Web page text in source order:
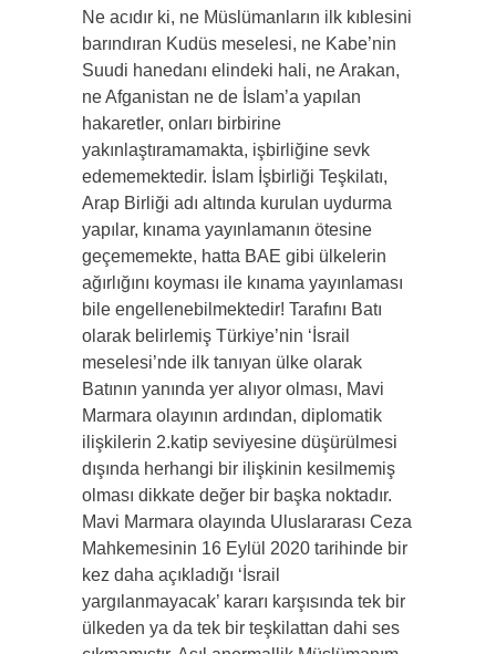
Ne acıdır ki, ne Müslümanların ilk kıblesini
barındıran Kudüs meselesi, ne Kabe’nin
Suudi hanedanı elindeki hali, ne Arakan,
ne Afganistan ne de İslam’a yapılan
hakaretler, onları birbirine
yakınlaştıramamakta, işbirliğine sevk
edememektedir. İslam İşbirliği Teşkilatı,
Arap Birliği adı altında kurulan uydurma
yapılar, kınama yayınlamanın ötesine
geçememekte, hatta BAE gibi ülkelerin
ağırlığını koyması ile kınama yayınlaması
bile engellenebilmektedir! Tarafını Batı
olarak belirlemiş Türkiye’nin ‘İsrail
meselesi’nde ilk tanıyan ülke olarak
Batının yanında yer alıyor olması, Mavi
Marmara olayının ardından, diplomatik
ilişkilerin 2.katip seviyesine düşürülmesi
dışında herhangi bir ilişkinin kesilmemiş
olması dikkate değer bir başka noktadır.
Mavi Marmara olayında Uluslararası Ceza
Mahkemesinin 16 Eylül 2020 tarihinde bir
kez daha açıkladığı ‘İsrail
yargılanmayacak’ kararı karşısında tek bir
ülkeden ya da tek bir teşkilattan dahi ses